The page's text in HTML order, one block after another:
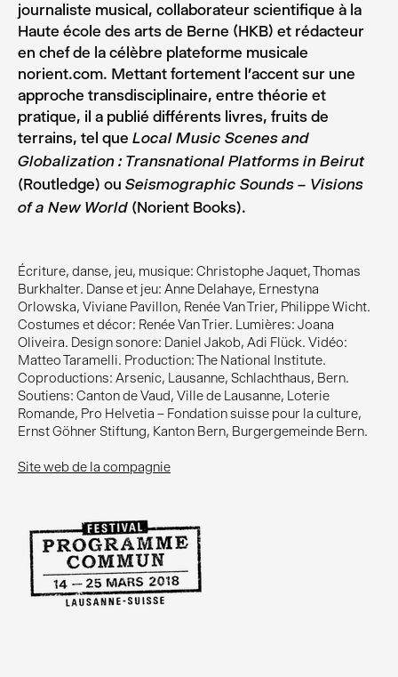
Écriture, danse, jeu, musique: Christophe Jaquet, Thomas
Burkhalter. Danse et jeu: Anne Delahaye, Ernestyna
Orlowska, Viviane Pavillon, Renée Van Trier, Philippe Wicht.
Costumes et décor: Renée Van Trier. Lumières: Joana
Oliveira. Design sonore: Daniel Jakob, Adi Flück. Vidéo:
Matteo Taramelli. Production: The National Institute.
Coproductions: Arsenic, Lausanne, Schlachthaus, Bern.
Soutiens: Canton de Vaud, Ville de Lausanne, Loterie
Romande, Pro Helvetia – Fondation suisse pour la culture,
Ernst Göhner Stiftung, Kanton Bern, Burgergemeinde Bern.
Site web de la compagnie
journaliste musical, collaborateur scientifique à la
Haute école des arts de Berne (HKB) et rédacteur
en chef de la célèbre plateforme musicale
norient.com. Mettant fortement l’accent sur une
approche transdisciplinaire, entre théorie et
pratique, il a publié différents livres, fruits de
terrains, tel que Local Music Scenes and
Globalization : Transnational Platforms in Beirut
(Routledge) ou Seismographic Sounds – Visions
of a New World (Norient Books).